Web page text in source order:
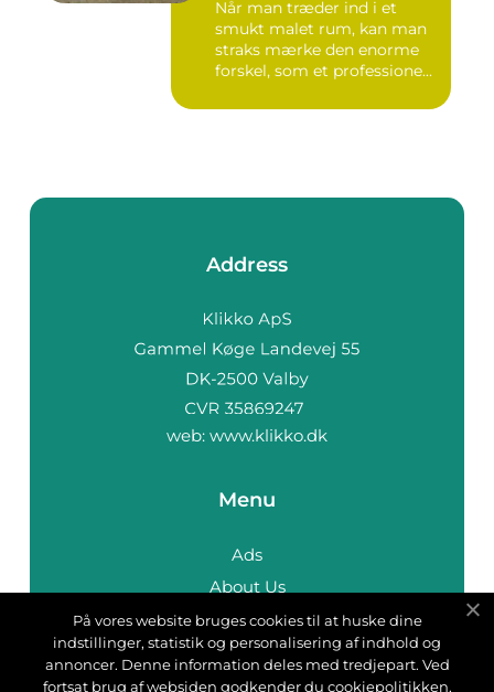
Når man træder ind i et
smukt malet rum, kan man
straks mærke den enorme
forskel, som et professione...
Address
web: www.klikko.dk
Menu
Ads
About Us
Cookies
Contact
Sitemap
På vores website bruges cookies til at huske dine
indstillinger, statistik og personalisering af indhold og
annoncer. Denne information deles med tredjepart. Ved
fortsat brug af websiden godkender du cookiepolitikken.